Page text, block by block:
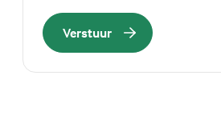
Verstuur